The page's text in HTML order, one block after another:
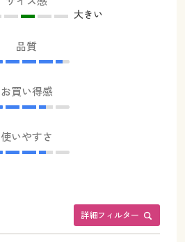
大きい
品質
お買い得感
使いやすさ
詳細フィルター